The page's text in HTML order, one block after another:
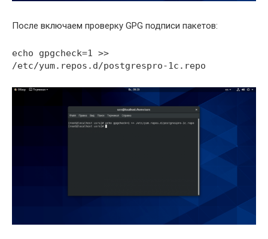
После включаем проверку GPG подписи пакетов:
echo gpgcheck=1 >>
/etc/yum.repos.d/postgrespro-1c.repo